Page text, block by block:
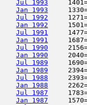
Jul 1993
Jan 1993
Jul 1992
Jan 1992
Jul 1991
Jan 1991
Jul 1990
Jan 1990
Jul 1989
Jan 1989
Jul 1988
Jan 1988
Jul 1987
Jan 1987